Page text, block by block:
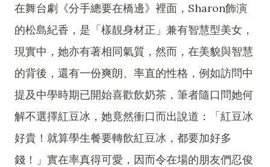
在舞台劇《分手總要在橋邊》裡面，Sharon飾演
的松島紀香，是「樣靚身材正」兼有智慧型美女，
現實中，她亦有著相同氣質，然而，在美貌與智慧
的背後，還有一份爽朗、率直的性格，例如訪問中
提及中學時期已開始喜歡飲奶茶，筆者隨口問她何
解不選擇紅豆冰，她竟然衝口而出說道：「紅豆冰
好貴！就算學生餐要轉飲紅豆冰，都要加好多
錢！」實在率真得可愛，因而令在場的朋友們忍俊